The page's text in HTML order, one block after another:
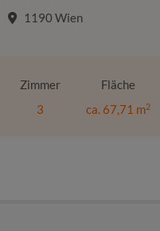
1190 Wien
Zimmer
3
Fläche
ca. 67,71 m2